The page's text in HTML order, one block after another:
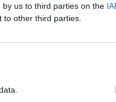
us to third parties on the
other third parties.
nejen do historie
ale i do osobní
na návštěvu.